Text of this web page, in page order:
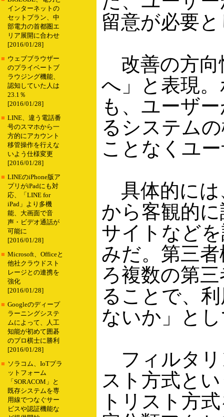
インターネットの
セットプラン、中
部電力の首都圏エ
リア展開に合わせ
[2016/01/28]
■ ウェブブラウザー
のプライベートブ
ラウジング機能、
認知していた人は
23.1％
[2016/01/28]
■ LINE、違う電話番
号のスマホから一
方的にアカウント
移管操作を行えな
いよう仕様変更
[2016/01/28]
■ LINEのiPhone版ア
プリがiPadにも対
応、「LINE for
iPad」より多機
能、大画面で音
声・ビデオ通話が
可能に
[2016/01/28]
■ Microsoft、Officeと
他社クラウドスト
レージとの連携を
強化
[2016/01/28]
■ Googleのディープ
ラーニングシステ
ムによって、人工
知能が初めて囲碁
のプロ棋士に勝利
[2016/01/28]
■ ソラコム、IoTプラ
ットフォーム
「SORACOM」と
既存システムを専
用線でつなぐサー
ビスや認証機能な
留意が必要
改善の方向
へ」と表現
も、ユーザ
るシステム
ことなくユ
具体的には
から客観的
サイトなど
みだ。第三
ろ複数の第
ることで、
ないか」と
フィルタリ
スト方式と
トリスト方